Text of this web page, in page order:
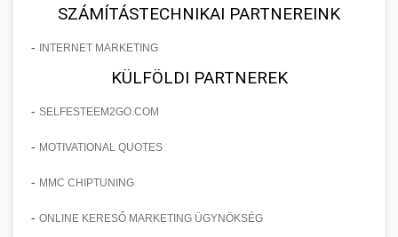
SZÁMÍTÁSTECHNIKAI PARTNEREINK
- INTERNET MARKETING
KÜLFÖLDI PARTNEREK
- SELFESTEEM2GO.COM
- MOTIVATIONAL QUOTES
- MMC CHIPTUNING
- ONLINE KERESŐ MARKETING ÜGYNÖKSÉG